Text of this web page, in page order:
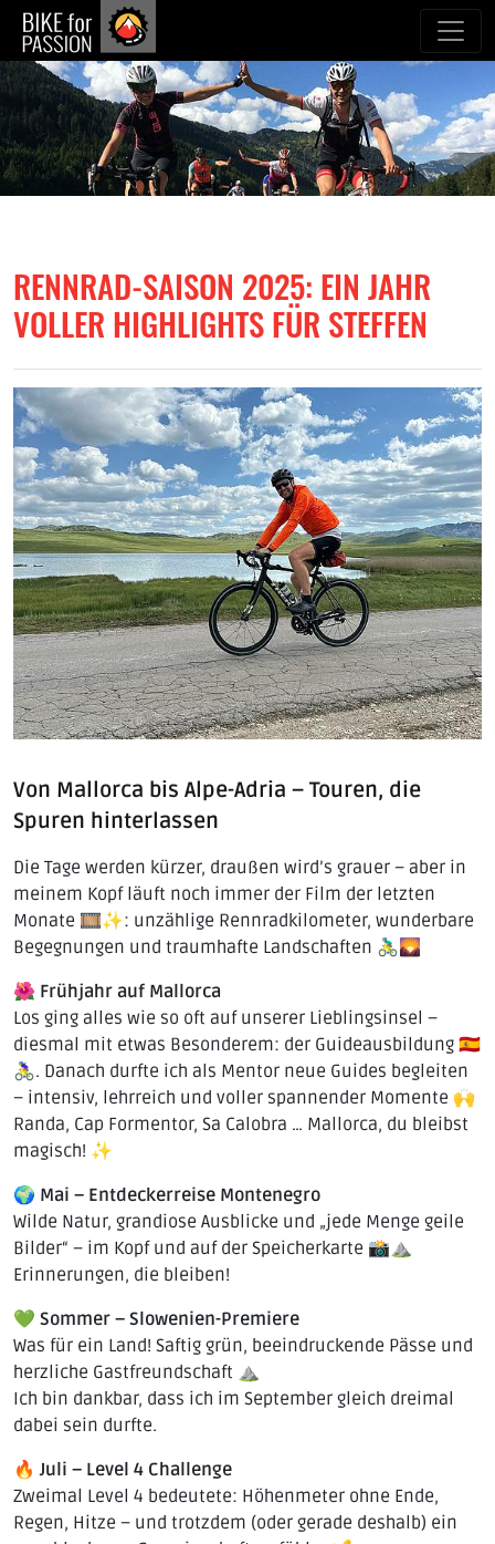
zum Inhalt
RENNRAD-SAISON 2025: EIN JAHR
VOLLER HIGHLIGHTS FÜR STEFFEN
Von Mallorca bis Alpe-Adria – Touren, die
Spuren hinterlassen
Die Tage werden kürzer, draußen wird’s grauer – aber in
meinem Kopf läuft noch immer der Film der letzten
Monate 🎞️✨: unzählige Rennradkilometer, wunderbare
Begegnungen und traumhafte Landschaften 🚴‍♂️🌄
🌺 Frühjahr auf Mallorca
Los ging alles wie so oft auf unserer Lieblingsinsel –
diesmal mit etwas Besonderem: der Guideausbildung 🇪🇸
🚴‍♀️. Danach durfte ich als Mentor neue Guides begleiten
– intensiv, lehrreich und voller spannender Momente 🙌
Randa, Cap Formentor, Sa Calobra … Mallorca, du bleibst
magisch! ✨
🌍 Mai – Entdeckerreise Montenegro
Wilde Natur, grandiose Ausblicke und „jede Menge geile
Bilder“ – im Kopf und auf der Speicherkarte 📸⛰️
Erinnerungen, die bleiben!
💚 Sommer – Slowenien-Premiere
Was für ein Land! Saftig grün, beeindruckende Pässe und
herzliche Gastfreundschaft ⛰️
Ich bin dankbar, dass ich im September gleich dreimal
dabei sein durfte.
🔥Juli – Level 4 Challenge
Zweimal Level 4 bedeutete: Höhenmeter ohne Ende,
Regen, Hitze – und trotzdem (oder gerade deshalb) ein